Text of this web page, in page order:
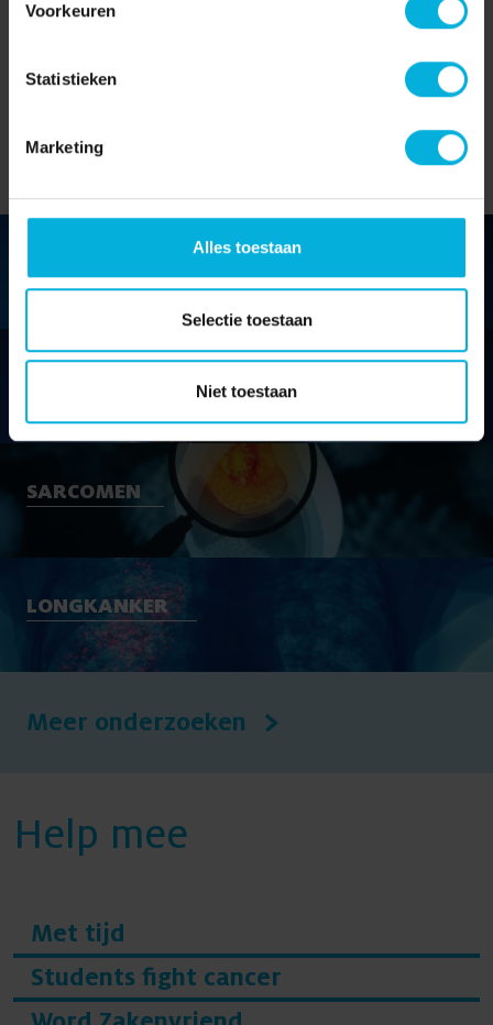
Voorkeuren
Statistieken
Marketing
Alles toestaan
Selectie toestaan
Niet toestaan
Onze
onderzoeksgebieden
SARCOMEN
LONGKANKER
Meer onderzoeken
Help mee
Met tijd
Students fight cancer